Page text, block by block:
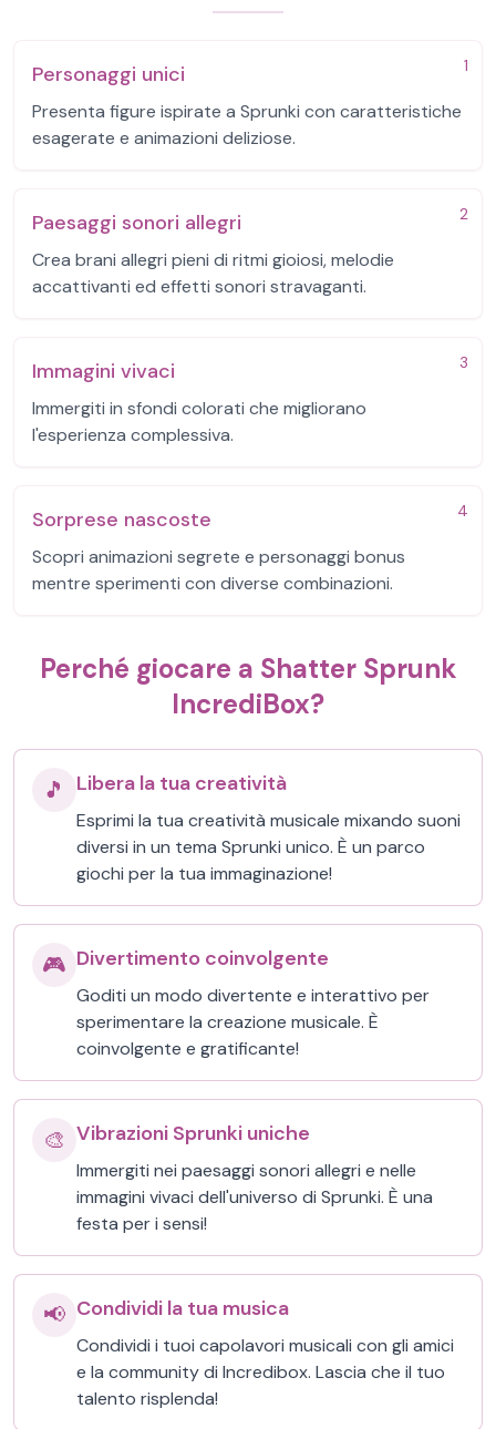
1
Personaggi unici
Presenta figure ispirate a Sprunki con caratteristiche
esagerate e animazioni deliziose.
2
Paesaggi sonori allegri
Crea brani allegri pieni di ritmi gioiosi, melodie
accattivanti ed effetti sonori stravaganti.
3
Immagini vivaci
Immergiti in sfondi colorati che migliorano
l'esperienza complessiva.
4
Sorprese nascoste
Scopri animazioni segrete e personaggi bonus
mentre sperimenti con diverse combinazioni.
Perché giocare a Shatter Sprunk
IncrediBox?
🎵 Libera la tua creatività
Esprimi la tua creatività musicale mixando suoni
diversi in un tema Sprunki unico. È un parco
giochi per la tua immaginazione!
🎮 Divertimento coinvolgente
Goditi un modo divertente e interattivo per
sperimentare la creazione musicale. È
coinvolgente e gratificante!
🎨 Vibrazioni Sprunki uniche
Immergiti nei paesaggi sonori allegri e nelle
immagini vivaci dell'universo di Sprunki. È una
festa per i sensi!
📢 Condividi la tua musica
Condividi i tuoi capolavori musicali con gli amici
e la community di Incredibox. Lascia che il tuo
talento risplenda!